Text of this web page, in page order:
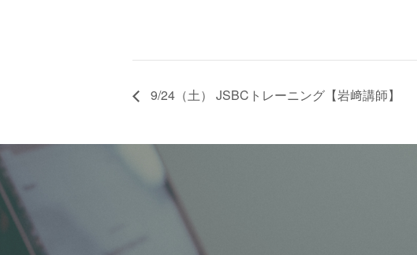
9/24（土） JSBCトレーニング【岩﨑講師】